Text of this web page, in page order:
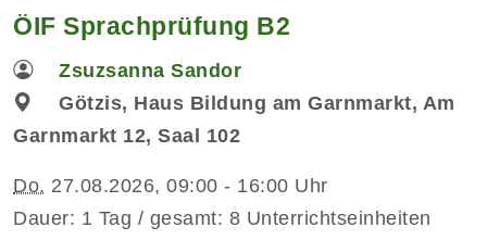
ÖIF Sprachprüfung B2
Zsuzsanna Sandor
Götzis, Haus Bildung am Garnmarkt, Am
Garnmarkt 12, Saal 102
Do. 27.08.2026, 09:00 - 16:00 Uhr
Dauer: 1 Tag / gesamt: 8 Unterrichtseinheiten